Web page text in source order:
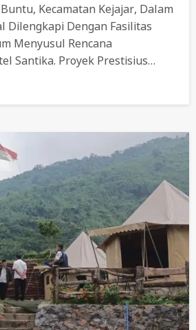
Kecamatan Kejajar, Dalam
Dilengkapi Dengan Fasilitas
Menyusul Rencana
Santika. Proyek Prestisius…